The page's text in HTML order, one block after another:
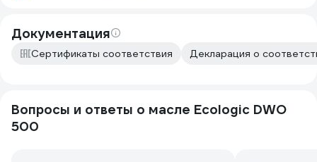
Документация
Сертификаты соответствия Декларация о
Вопросы и ответы о масле Ecologic DWO
500